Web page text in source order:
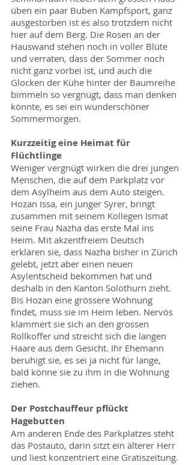
üben ein paar Buben Kampfsport, ganz
ausgestorben ist es also trotzdem nicht
hier auf dem Berg. Die Rosen an der
Hauswand stehen noch in voller Blüte
und verraten, dass der Sommer noch
nicht ganz vorbei ist, und auch die
Glocken der Kühe hinter der Baumreihe
bimmeln so vergnügt, dass man denken
könnte, es sei ein wunderschöner
Sommermorgen.
Kurzzeitig eine Heimat für
Flüchtlinge
Weniger vergnügt wirken die drei jungen
Menschen, die auf dem Parkplatz vor
dem Asylheim aus dem Auto steigen.
Hozan Issa, ein junger Syrer, bringt
zusammen mit seinem Kollegen Ismat
seine Frau Nazha das erste Mal ins
Heim. Mit akzentfreiem Deutsch
erklären sie, dass Nazha bisher in Zürich
gelebt, jetzt aber einen neuen
Asylentscheid bekommen hat und
deshalb in den Kanton Solothurn zieht.
Bis Hozan eine grössere Wohnung
findet, muss sie im Heim leben. Nervös
klammert sie sich an den grossen
Rollkoffer und streicht sich die langen
Haare aus dem Gesicht. Ihr Ehemann
beruhigt sie, es sei ja nicht für lange,
bald könne sie zu ihm in die Wohnung
ziehen.
Der Postchauffeur pflückt
Hagebutten
Am anderen Ende des Parkplatzes steht
das Postauto, darin sitzt ein älterer Herr
und liest konzentriert eine Gratiszeitung.